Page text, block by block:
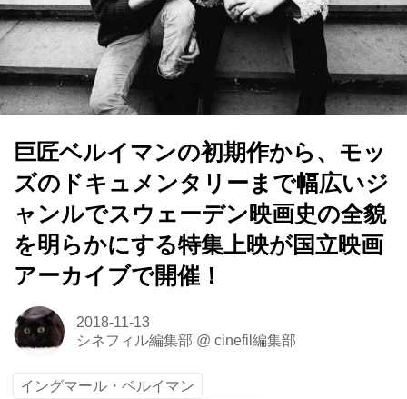
巨匠ベルイマンの初期作から、モッ
ズのドキュメンタリーまで幅広いジ
ャンルでスウェーデン映画史の全貌
を明らかにする特集上映が国立映画
アーカイブで開催！
2018-11-13
シネフィル編集部 @ cinefil編集部
イングマール・ベルイマン